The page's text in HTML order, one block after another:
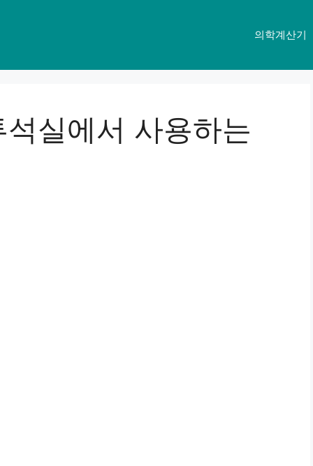
의학계산기
실에서 사용하는